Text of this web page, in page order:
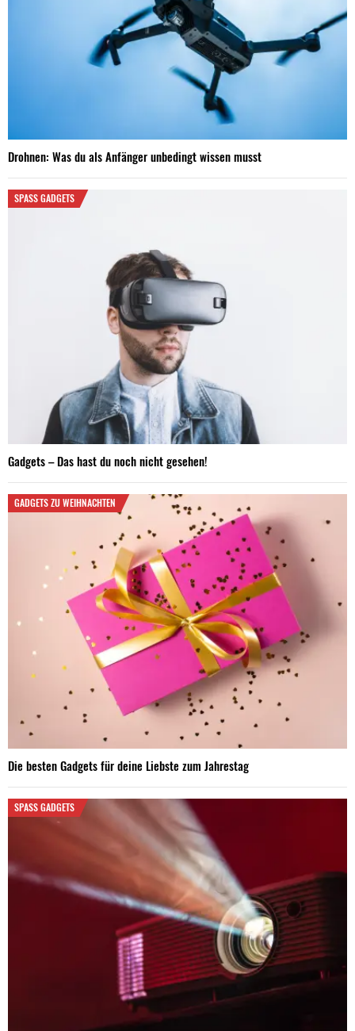
Drohnen: Was du als Anfänger unbedingt wissen musst
SPASS GADGETS
Gadgets – Das hast du noch nicht gesehen!
GADGETS ZU WEIHNACHTEN
Die besten Gadgets für deine Liebste zum Jahrestag
SPASS GADGETS